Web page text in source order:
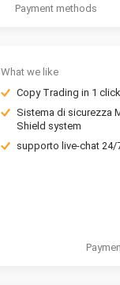
Payment methods
What we like
Copy Trading in 1 click
Sistema di sicurezza
Shield system
supporto live-chat 24/